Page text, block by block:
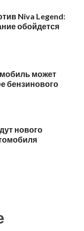
Niva Legend:
обойдется
может
бензинового
нового